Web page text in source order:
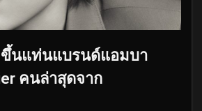
ขึ้นแท่นแบรนด์แอมบา
คนล่าสุดจาก